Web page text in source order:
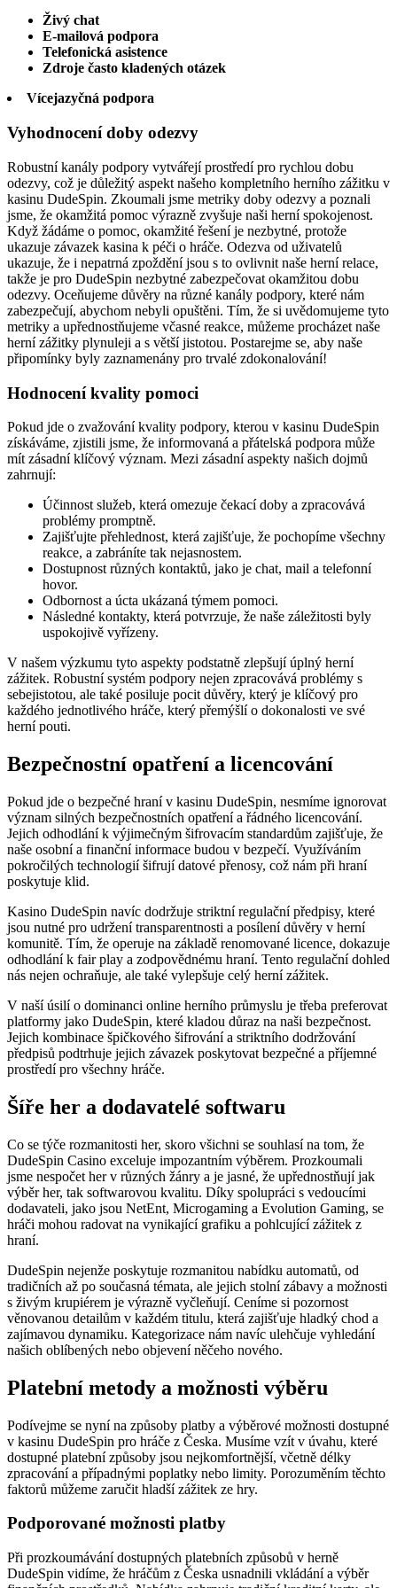
Živý chat
E-mailová podpora
Telefonická asistence
Zdroje často kladených otázek
Vícejazyčná podpora
Vyhodnocení doby odezvy
Robustní kanály podpory vytvářejí prostředí pro rychlou dobu
odezvy, což je důležitý aspekt našeho kompletního herního zážitku v
kasinu DudeSpin. Zkoumali jsme metriky doby odezvy a poznali
jsme, že okamžitá pomoc výrazně zvyšuje naši herní spokojenost.
Když žádáme o pomoc, okamžité řešení je nezbytné, protože
ukazuje závazek kasina k péči o hráče. Odezva od uživatelů
ukazuje, že i nepatrná zpoždění jsou s to ovlivnit naše herní relace,
takže je pro DudeSpin nezbytné zabezpečovat okamžitou dobu
odezvy. Oceňujeme důvěry na různé kanály podpory, které nám
zabezpečují, abychom nebyli opuštěni. Tím, že si uvědomujeme tyto
metriky a upřednostňujeme včasné reakce, můžeme procházet naše
herní zážitky plynuleji a s větší jistotou. Postarejme se, aby naše
připomínky byly zaznamenány pro trvalé zdokonalování!
Hodnocení kvality pomoci
Pokud jde o zvažování kvality podpory, kterou v kasinu DudeSpin
získáváme, zjistili jsme, že informovaná a přátelská podpora může
mít zásadní klíčový význam. Mezi zásadní aspekty našich dojmů
zahrnují:
Účinnost služeb, která omezuje čekací doby a zpracovává
problémy promptně.
Zajišťujte přehlednost, která zajišťuje, že pochopíme všechny
reakce, a zabráníte tak nejasnostem.
Dostupnost různých kontaktů, jako je chat, mail a telefonní
hovor.
Odbornost a úcta ukázaná týmem pomoci.
Následné kontakty, která potvrzuje, že naše záležitosti byly
uspokojivě vyřízeny.
V našem výzkumu tyto aspekty podstatně zlepšují úplný herní
zážitek. Robustní systém podpory nejen zpracovává problémy s
sebejistotou, ale také posiluje pocit důvěry, který je klíčový pro
každého jednotlivého hráče, který přemýšlí o dokonalosti ve své
herní pouti.
Bezpečnostní opatření a licencování
Pokud jde o bezpečné hraní v kasinu DudeSpin, nesmíme ignorovat
význam silných bezpečnostních opatření a řádného licencování.
Jejich odhodlání k výjimečným šifrovacím standardům zajišťuje, že
naše osobní a finanční informace budou v bezpečí. Využíváním
pokročilých technologií šifrují datové přenosy, což nám při hraní
poskytuje klid.
Kasino DudeSpin navíc dodržuje striktní regulační předpisy, které
jsou nutné pro udržení transparentnosti a posílení důvěry v herní
komunitě. Tím, že operuje na základě renomované licence, dokazuje
odhodlání k fair play a zodpovědnému hraní. Tento regulační dohled
nás nejen ochraňuje, ale také vylepšuje celý herní zážitek.
V naší úsilí o dominanci online herního průmyslu je třeba preferovat
platformy jako DudeSpin, které kladou důraz na naši bezpečnost.
Jejich kombinace špičkového šifrování a striktního dodržování
předpisů podtrhuje jejich závazek poskytovat bezpečné a příjemné
prostředí pro všechny hráče.
Šíře her a dodavatelé softwaru
Co se týče rozmanitosti her, skoro všichni se souhlasí na tom, že
DudeSpin Casino exceluje impozantním výběrem. Prozkoumali
jsme nespočet her v různých žánry a je jasné, že upřednostňují jak
výběr her, tak softwarovou kvalitu. Díky spolupráci s vedoucími
dodavateli, jako jsou NetEnt, Microgaming a Evolution Gaming, se
hráči mohou radovat na vynikající grafiku a pohlcující zážitek z
hraní.
DudeSpin nejenže poskytuje rozmanitou nabídku automatů, od
tradičních až po současná témata, ale jejich stolní zábavy a možnosti
s živým krupiérem je výrazně vyčleňují. Ceníme si pozornost
věnovanou detailům v každém titulu, která zajišťuje hladký chod a
zajímavou dynamiku. Kategorizace nám navíc ulehčuje vyhledání
našich oblíbených nebo objevení něčeho nového.
Platební metody a možnosti výběru
Podívejme se nyní na způsoby platby a výběrové možnosti dostupné
v kasinu DudeSpin pro hráče z Česka. Musíme vzít v úvahu, které
dostupné platební způsoby jsou nejkomfortnější, včetně délky
zpracování a případnými poplatky nebo limity. Porozuměním těchto
faktorů můžeme zaručit hladší zážitek ze hry.
Podporované možnosti platby
Při prozkoumávání dostupných platebních způsobů v herně
DudeSpin vidíme, že hráčům z Česka usnadnili vkládání a výběr